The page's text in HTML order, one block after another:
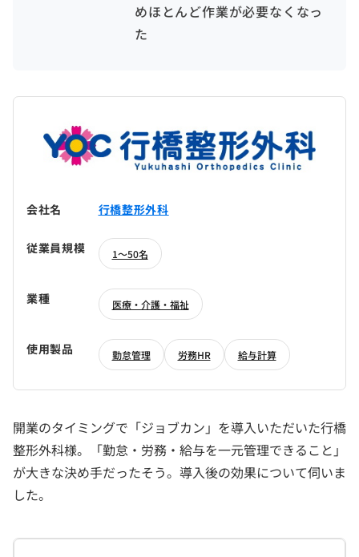
めほとんど作業が必要なくなっ
た
会社名 行橋整形外科
従業員規模 1～50名
業種 医療・介護・福祉
使用製品 勤怠管理 労務HR 給与計算
開業のタイミングで「ジョブカン」を導入いただいた行橋
整形外科様。「勤怠・労務・給与を一元管理できること」
が大きな決め手だったそう。導入後の効果について伺いま
した。